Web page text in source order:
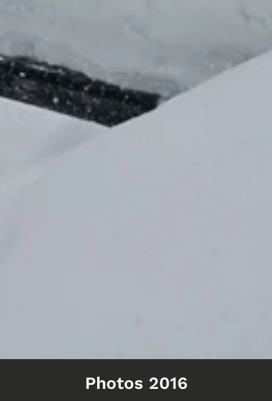
Photos 2016